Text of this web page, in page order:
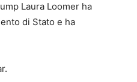
Laura Loomer ha
di Stato e ha